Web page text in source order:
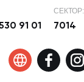
91 01
СЕКТОР:
7014